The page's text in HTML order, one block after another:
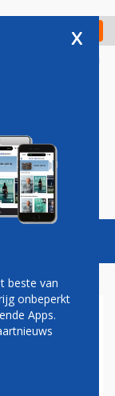
Check in
Vacatures
x
beste van
onbeperkt
Apps.